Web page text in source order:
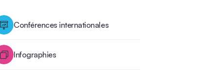
Conférences internationales
Infographies